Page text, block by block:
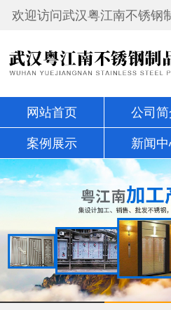
欢迎访问武汉粤江南不锈钢
网站首页 公司简
案例展示 新闻